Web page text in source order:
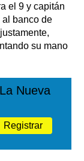
el 9 y capitán
banco de
su mano
Nueva
Registrar